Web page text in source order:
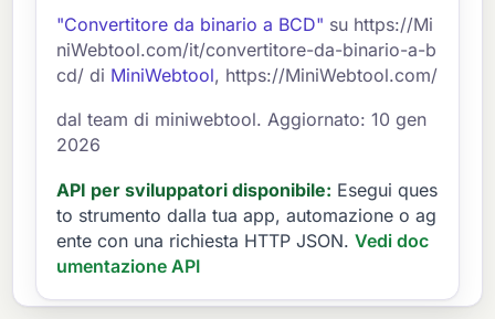
"Convertitore da binario a BCD" su https://Mi
niWebtool.com/it/convertitore-da-binario-a-b
cd/ di MiniWebtool, https://MiniWebtool.com/
dal team di miniwebtool. Aggiornato: 10 gen
2026
API per sviluppatori disponibile: Esegui ques
to strumento dalla tua app, automazione o ag
ente con una richiesta HTTP JSON. Vedi doc
umentazione API